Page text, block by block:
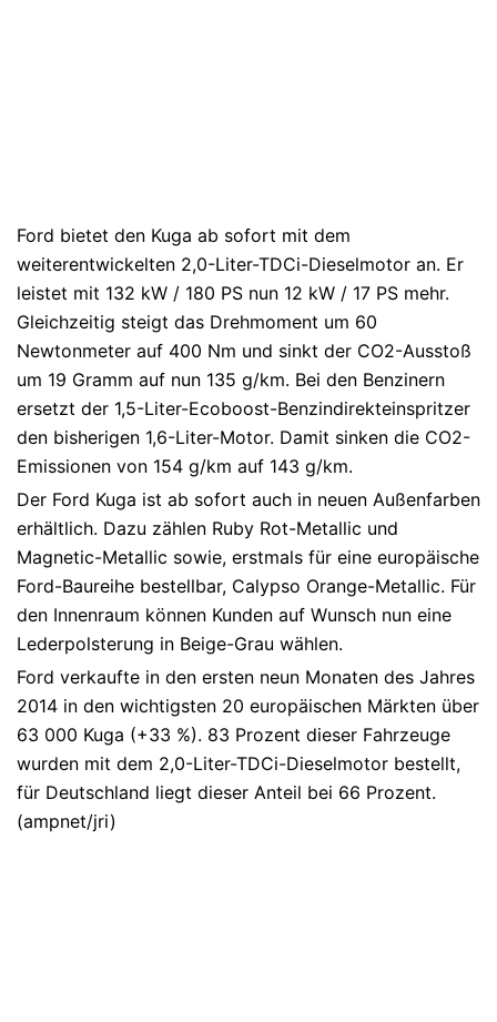
Ford bietet den Kuga ab sofort mit dem
weiterentwickelten 2,0-Liter-TDCi-Dieselmotor an. Er
leistet mit 132 kW / 180 PS nun 12 kW / 17 PS mehr.
Gleichzeitig steigt das Drehmoment um 60
Newtonmeter auf 400 Nm und sinkt der CO2-Ausstoß
um 19 Gramm auf nun 135 g/km. Bei den Benzinern
ersetzt der 1,5-Liter-Ecoboost-Benzindirekteinspritzer
den bisherigen 1,6-Liter-Motor. Damit sinken die CO2-
Emissionen von 154 g/km auf 143 g/km.
Der Ford Kuga ist ab sofort auch in neuen Außenfarben
erhältlich. Dazu zählen Ruby Rot-Metallic und
Magnetic-Metallic sowie, erstmals für eine europäische
Ford-Baureihe bestellbar, Calypso Orange-Metallic. Für
den Innenraum können Kunden auf Wunsch nun eine
Lederpolsterung in Beige-Grau wählen.
Ford verkaufte in den ersten neun Monaten des Jahres
2014 in den wichtigsten 20 europäischen Märkten über
63 000 Kuga (+33 %). 83 Prozent dieser Fahrzeuge
wurden mit dem 2,0-Liter-TDCi-Dieselmotor bestellt,
für Deutschland liegt dieser Anteil bei 66 Prozent.
(ampnet/jri)